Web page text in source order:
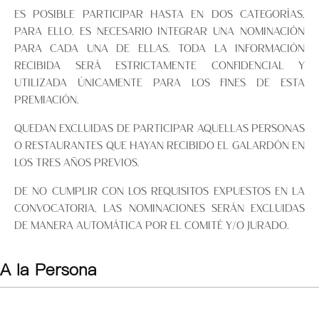
Es posible participar hasta en dos categorías,
para ello, es necesario integrar una nominación
para cada una de ellas. Toda la información
recibida será estrictamente confidencial y
utilizada únicamente para los fines de esta
premiación.
Quedan excluidas de participar aquellas personas
o restaurantes que hayan recibido el galardón en
los tres años previos.
De no cumplir con los requisitos expuestos en la
convocatoria, las nominaciones serán excluidas
de manera automática por el Comité y/o Jurado.
A la Persona